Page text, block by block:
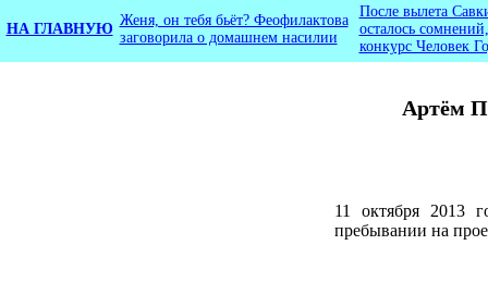
Артём
НА ГЛАВНУЮ
Женя, он тебя бьёт? Феофилактова
заговорила о домашнем насилии
После вылета
осталось
конкурс Человек
11 октября 2013
пребывании на